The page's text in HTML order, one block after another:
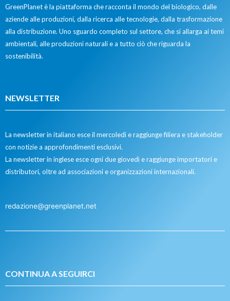
GreenPlanet è la piattaforma che racconta il mondo del biologico, dalle
aziende alle produzioni, dalla ricerca alle tecnologie, dalla trasformazione
alla distribuzione. Uno sguardo completo sul settore, che si allarga ai temi
ambientali, alle produzioni naturali e a tutto ciò che riguarda la
sostenibilità.
NEWSLETTER
La newsletter in italiano esce il mercoledì e raggiunge filiera e stakeholder
con notizie a approfondimenti esclusivi.
La newsletter in inglese esce ogni due giovedì e raggiunge importatori e
distributori, oltre ad associazioni e organizzazioni internazionali.
redazione@greenplanet.net
CONTINUA A SEGUIRCI